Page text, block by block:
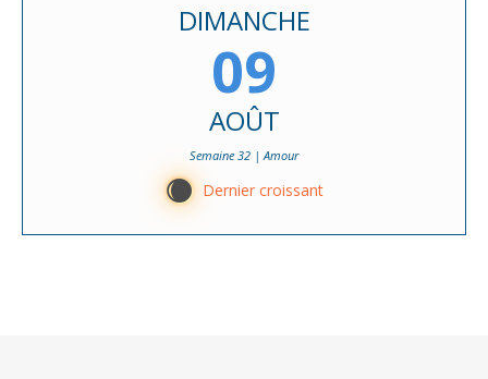
DIMANCHE
09
AOÛT
Semaine 32 | Amour
X Dernier croissant